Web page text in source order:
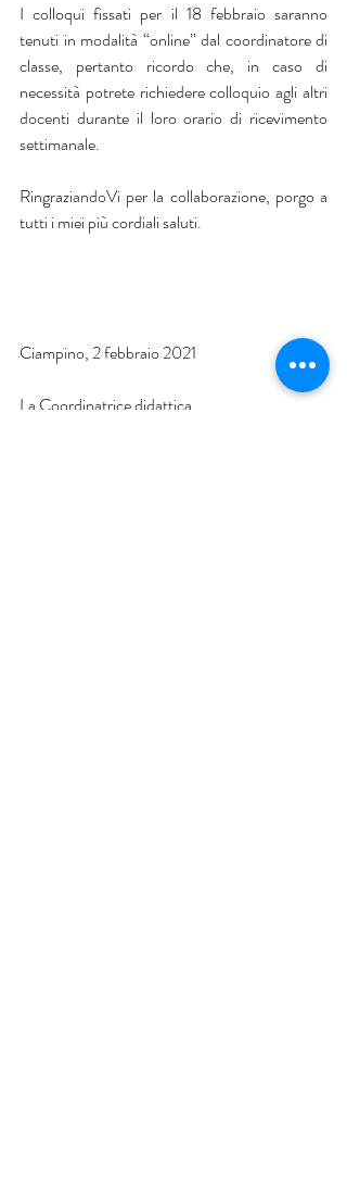
I colloqui fissati per il 18 febbraio saranno
tenuti in modalità “online” dal coordinatore di
classe, pertanto ricordo che, in caso di
necessità potrete richiedere colloquio agli altri
docenti durante il loro orario di ricevimento
settimanale.
RingraziandoVi per la collaborazione, porgo a
tutti i miei più cordiali saluti.
Ciampino, 2 febbraio 2021
La Coordinatrice didattica